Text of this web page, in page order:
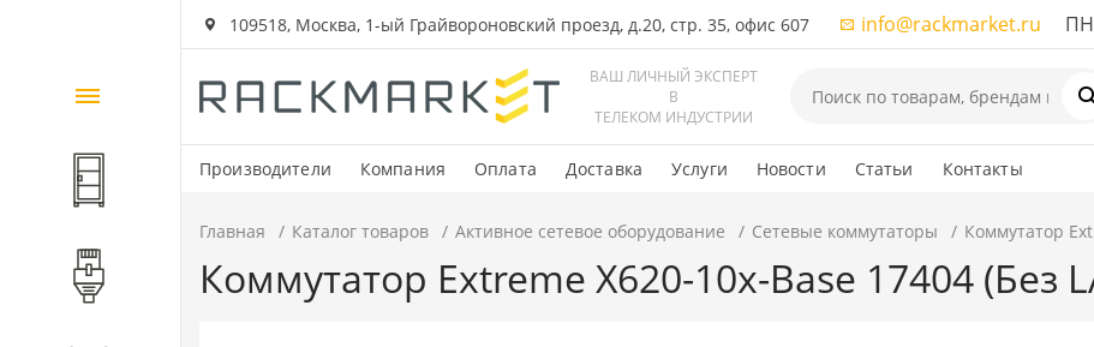
109518, Москва, 1-ый Грайвороновский проезд, д.20, стр. 35, офис 607 info@rackmarket.ru ПН-
ВАШ ЛИЧНЫЙ ЭКСПЕРТ
В
ТЕЛЕКОМ ИНДУСТРИИ
Производители Компания Оплата Доставка Услуги Новости Статьи Контакты
Каталог
товаров
Шкафы и стойки
Компоненты СКС
Главная Каталог товаров Активное сетевое оборудование Сетевые коммутаторы Коммутатор
Коммутатор Extreme X620-10x-Base 17404 (Без